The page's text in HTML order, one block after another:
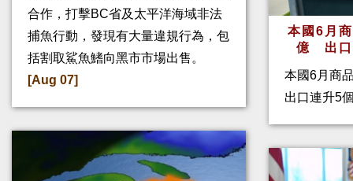
合作，打擊BC省及太平洋海域非法
捕魚行動，發現有大量違規行為，包
括割取鯊魚鰭向黑市市場出售。
[Aug 07]
本國6月
億 出口
本國6月商
出口連升5